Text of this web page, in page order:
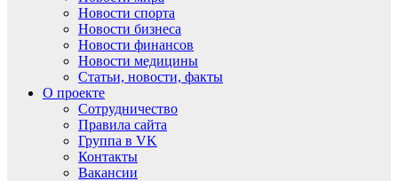
Новости спорта
Новости бизнеса
Новости финансов
Новости медицины
Статьи, новости, факты
О проекте
Сотрудничество
Правила сайта
Группа в VK
Контакты
Вакансии